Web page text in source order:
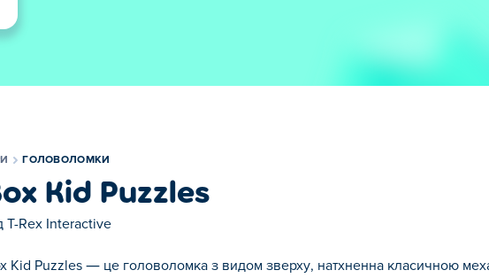
ГОЛОВОЛОМКИ
Kid Puzzles
T-Rex Interactive
Kid Puzzles — це головоломка з видом зверху, натхненна класичною